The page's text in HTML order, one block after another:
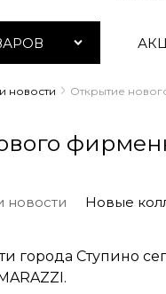
новости Открытие
новости Новые
города Ступино